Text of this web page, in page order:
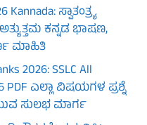
ಸ್ವಾತಂತ್ರ್ಯ
ಕನ್ನಡ ಭಾಷಣ,
ಮಾಹಿತಿ
2026: SSLC All
PDF ಎಲ್ಲಾ ವಿಷಯಗಳ ಪ್ರಶ್ನೆ
ಸುಲಭ ಮಾರ್ಗ